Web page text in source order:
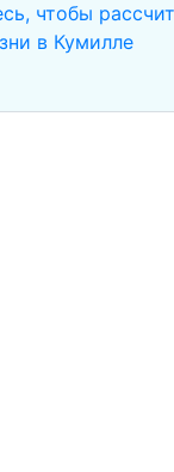
чтобы
в Кумилле